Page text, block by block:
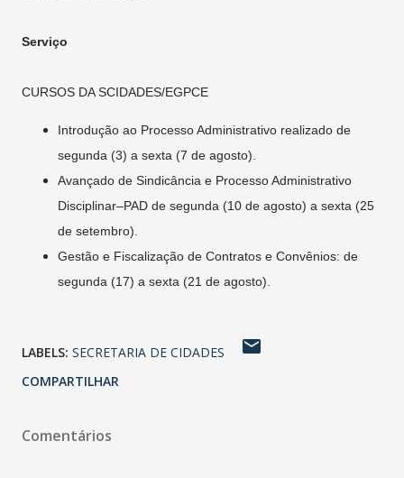
Serviço
CURSOS DA SCIDADES/EGPCE
Introdução ao Processo Administrativo realizado de
segunda (3) a sexta (7 de agosto).
Avançado de Sindicância e Processo Administrativo
Disciplinar–PAD de segunda (10 de agosto) a sexta (25
de setembro).
Gestão e Fiscalização de Contratos e Convênios: de
segunda (17) a sexta (21 de agosto).
LABELS: SECRETARIA DE CIDADES
COMPARTILHAR
Comentários